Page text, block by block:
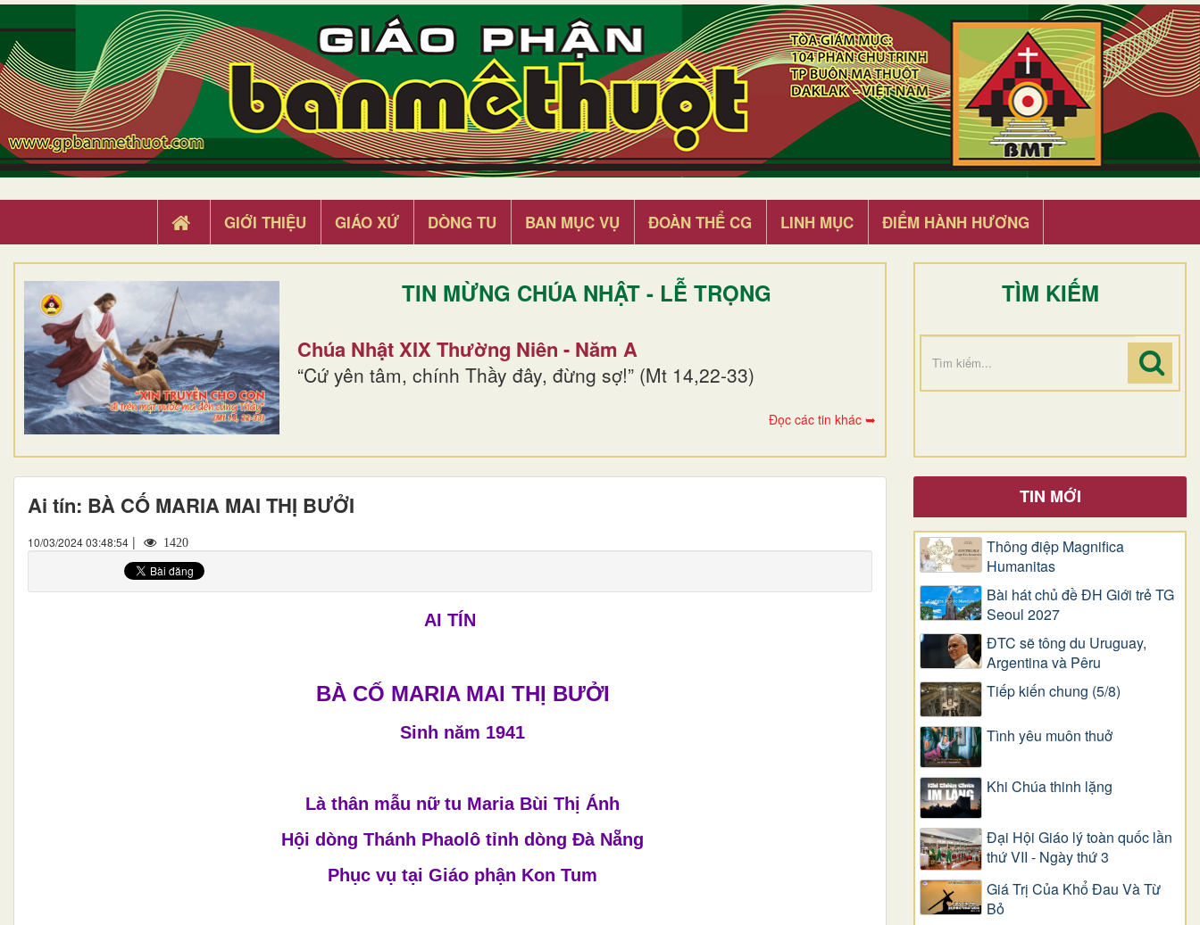
GIỚI THIỆU GIÁO XỨ DÒNG TU BAN MỤC VỤ ĐOÀN THỂ CG LINH MỤC ĐIỂM HÀNH HƯƠNG
TIN MỪNG CHÚA NHẬT - LỄ TRỌNG
Chúa Nhật XIX Thường Niên - Năm A
“Cứ yên tâm, chính Thầy đây, đừng sợ!” (Mt 14,22-33)
Đọc các tin khác ➥
TÌM KIẾM
Ai tín: BÀ CỐ MARIA MAI THỊ BƯỞI
10/03/2024 03:48:54 | 1420
AI TÍN
BÀ CỐ MARIA MAI THỊ BƯỞI
Sinh năm 1941
Là thân mẫu nữ tu Maria Bùi Thị Ánh
Hội dòng Thánh Phaolô tỉnh dòng Đà Nẵng
Phục vụ tại Giáo phận Kon Tum
TIN MỚI
Thông điệp Magnifica
Humanitas
Bài hát chủ đề ĐH Giới trẻ TG
Seoul 2027
ĐTC sẽ tông du Uruguay,
Argentina và Pêru
Tiếp kiến chung (5/8)
Tình yêu muôn thuở
Khi Chúa thinh lặng
Đại Hội Giáo lý toàn quốc lần
thứ VII - Ngày thứ 3
Giá Trị Của Khổ Ðau Và Từ
Bỏ